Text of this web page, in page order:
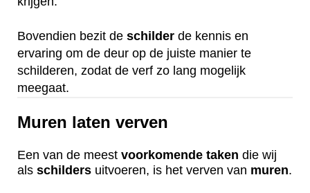
Bovendien bezit de schilder de kennis en
ervaring om de deur op de juiste manier te
schilderen, zodat de verf zo lang mogelijk
meegaat.
Muren laten verven
Een van de meest voorkomende taken die wij
als schilders uitvoeren, is het verven van muren.